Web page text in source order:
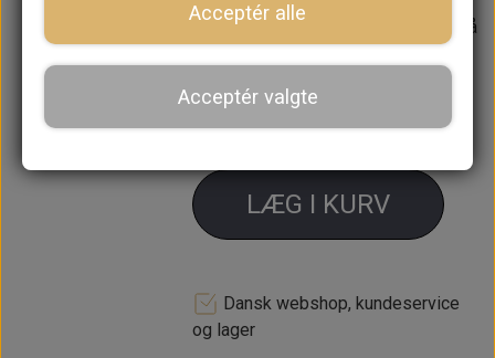
Forventet leveringstid:
Varen er på
−
LÆG I KURV
Dansk webshop, kundeservice
og lager
Acceptér alle
Acceptér valgte